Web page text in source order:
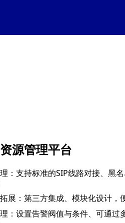
源管理平台
：支持标准的SIP线路对接、黑
展：第三方集成、模块化设计，
：设置告警阀值与条件、可通过